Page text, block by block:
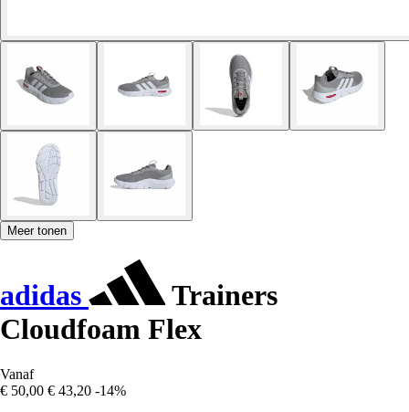
Meer tonen
adidas
Trainers
Cloudfoam Flex
Vanaf
€ 50,00 € 43,20 -14%